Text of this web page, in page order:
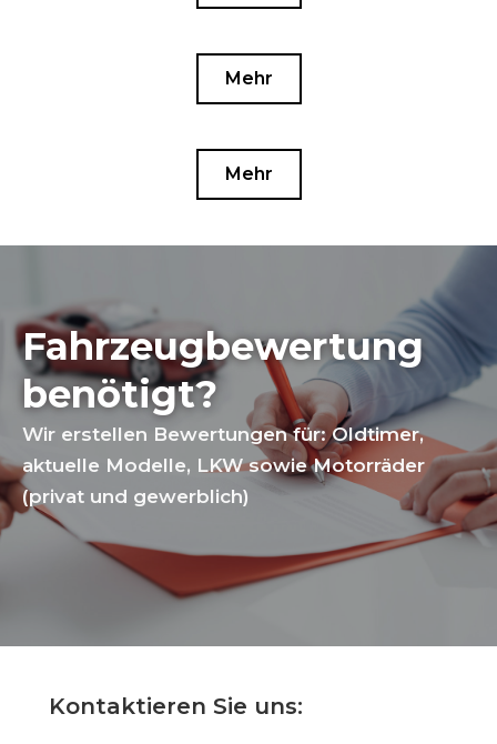
Mehr
Mehr
Fahrzeugbewertung
benötigt?
Wir erstellen Bewertungen für: Oldtimer,
aktuelle Modelle, LKW sowie Motorräder
(privat und gewerblich)
Kontaktieren Sie uns: